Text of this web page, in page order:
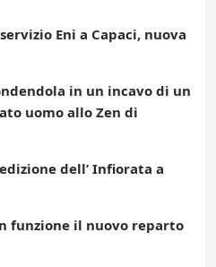
Eni a Capaci, nuova
in un incavo di un
uomo allo Zen di
dell’ Infiorata a
funzione il nuovo reparto